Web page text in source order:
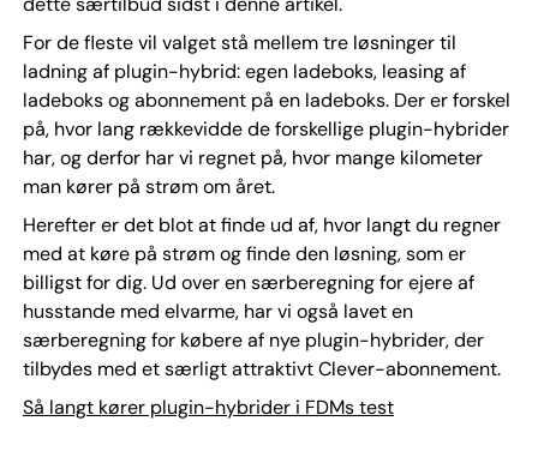
For de fleste vil valget stå mellem tre løsninger til
ladning af plugin-hybrid: egen ladeboks, leasing af
ladeboks og abonnement på en ladeboks. Der er forskel
på, hvor lang rækkevidde de forskellige plugin-hybrider
har, og derfor har vi regnet på, hvor mange kilometer
man kører på strøm om året.
Herefter er det blot at finde ud af, hvor langt du regner
med at køre på strøm og finde den løsning, som er
billigst for dig. Ud over en særberegning for ejere af
husstande med elvarme, har vi også lavet en
særberegning for købere af nye plugin-hybrider, der
tilbydes med et særligt attraktivt Clever-abonnement.
Så langt kører plugin-hybrider i FDMs test